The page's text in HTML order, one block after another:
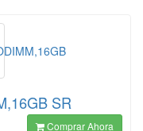
SR
Comprar Ahora